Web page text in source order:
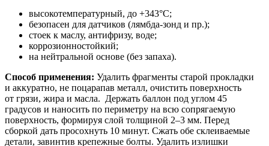
высокотемпературный, до +343°С;
безопасен для датчиков (лямбда-зонд и пр.);
стоек к маслу, антифризу, воде;
коррозионностойкий;
на нейтральной основе (без запаха).
Способ применения: Удалить фрагменты старой прокладки
и аккуратно, не поцарапав металл, очистить поверхность
от грязи, жира и масла. Держать баллон под углом 45
градусов и наносить по периметру на всю сопрягаемую
поверхность, формируя слой толщиной 2–3 мм. Перед
сборкой дать просохнуть 10 минут. Сжать обе склеиваемые
детали, завинтив крепежные болты. Удалить излишки